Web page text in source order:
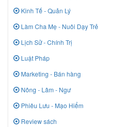
Kinh Tế - Quản Lý
Làm Cha Mẹ - Nuôi Dạy Trẻ
Lịch Sử - Chính Trị
Luật Pháp
Marketing - Bán hàng
Nông - Lâm - Ngư
Phiêu Lưu - Mạo Hiểm
Review sách